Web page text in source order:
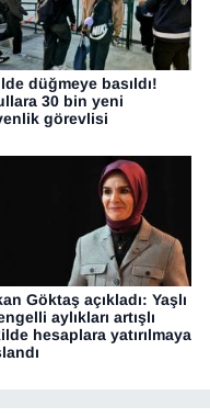
düğmeye basıldı!
30 bin yeni
görevlisi
Göktaş açıkladı: Yaşlı
aylıkları artışlı
hesaplara yatırılmaya